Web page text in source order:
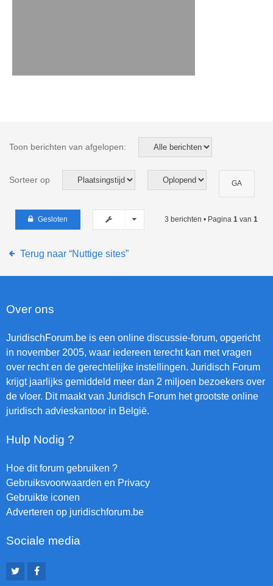
Toon berichten van afgelopen:
Sorteer op
Gesloten 3 berichten • Pagina 1 van 1
Terug naar “Nuttige sites”
Over ons
JuridischForum.be is een online discussie-forum, opgericht
in november 2005, waar iedereen terecht kan met vragen
over recht en de gerechtelijke instellingen. Juridisch Forum
krijgt jaarlijks gemiddeld meer dan 2 miljoen bezoekers over
de vloer. Dit maakt van Juridisch Forum het grootste online
juridisch advieskantoor in België.
Hulp Nodig ?
Hoe dit forum gebruiken ?
Gebruiksvoorwaarden en Privacy
Gebruikte iconen
Adverteren op juridischforum.be
Sociale media